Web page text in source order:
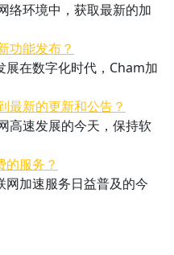
络环境中，获取最新的加
功能发布？
在数字化时代，Cham加
最新的更新和公告？
高速发展的今天，保持软
服务？
加速服务日益普及的今